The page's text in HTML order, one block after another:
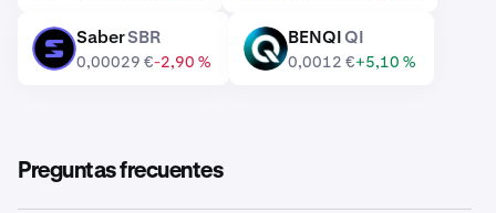
SBR SaberSBR
0,00029 €-2,90 %
QI BENQIQI
0,0012 €+5,10 %
Preguntas frecuentes